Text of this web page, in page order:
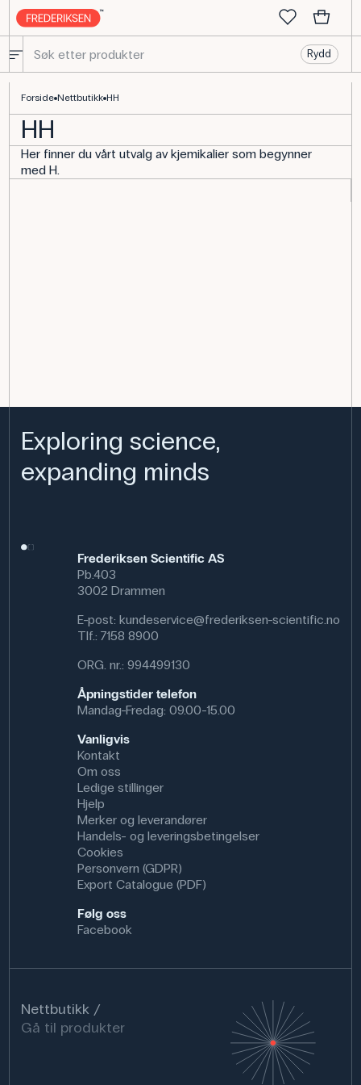
Rydd
Forside Nettbutikk HH
HH
Her finner du vårt utvalg av kjemikalier som begynner
med H.
Exploring science,
expanding minds
Frederiksen Scientific AS
Pb.403
3002 Drammen
E-post: kundeservice@frederiksen-scientific.no
Tlf.: 7158 8900
ORG. nr.: 994499130
Åpningstider telefon
Mandag-Fredag: 09.00-15.00
Vanligvis
Kontakt
Om oss
Ledige stillinger
Hjelp
Merker og leverandører
Handels- og leveringsbetingelser
Cookies
Personvern (GDPR)
Export Catalogue (PDF)
Følg oss
Facebook
Nettbutikk
Gå til produkter